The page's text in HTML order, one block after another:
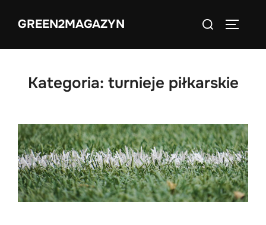
GREEN2MAGAZYN
Search
Kategoria: turnieje piłkarskie